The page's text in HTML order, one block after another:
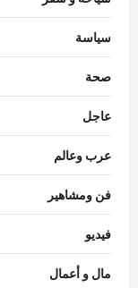
سياسة
صحة
عاجل
عرب وعالم
فن ومشاهير
فيديو
مال و أعمال
3
4